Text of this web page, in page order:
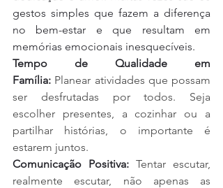
gestos simples que fazem a diferença
no bem-estar e que resultam em
memórias emocionais inesquecíveis.
Tempo de Qualidade em
Família: Planear atividades que possam
ser desfrutadas por todos. Seja
escolher presentes, a cozinhar ou a
partilhar histórias, o importante é
estarem juntos.
Comunicação Positiva: Tentar escutar,
realmente escutar, não apenas as